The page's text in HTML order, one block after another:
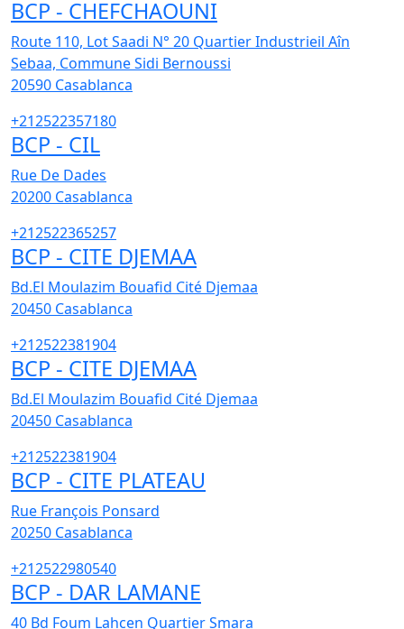
BCP - CHEFCHAOUNI
Route 110, Lot Saadi N° 20 Quartier Industrieil Aîn
Sebaa, Commune Sidi Bernoussi
20590 Casablanca
+212522357180
BCP - CIL
Rue De Dades
20200 Casablanca
+212522365257
BCP - CITE DJEMAA
Bd.El Moulazim Bouafid Cité Djemaa
20450 Casablanca
+212522381904
BCP - CITE DJEMAA
Bd.El Moulazim Bouafid Cité Djemaa
20450 Casablanca
+212522381904
BCP - CITE PLATEAU
Rue François Ponsard
20250 Casablanca
+212522980540
BCP - DAR LAMANE
40 Bd Foum Lahcen Quartier Smara